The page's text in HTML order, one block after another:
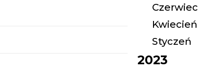
Czerwiec
Kwiecień
Styczeń
2023